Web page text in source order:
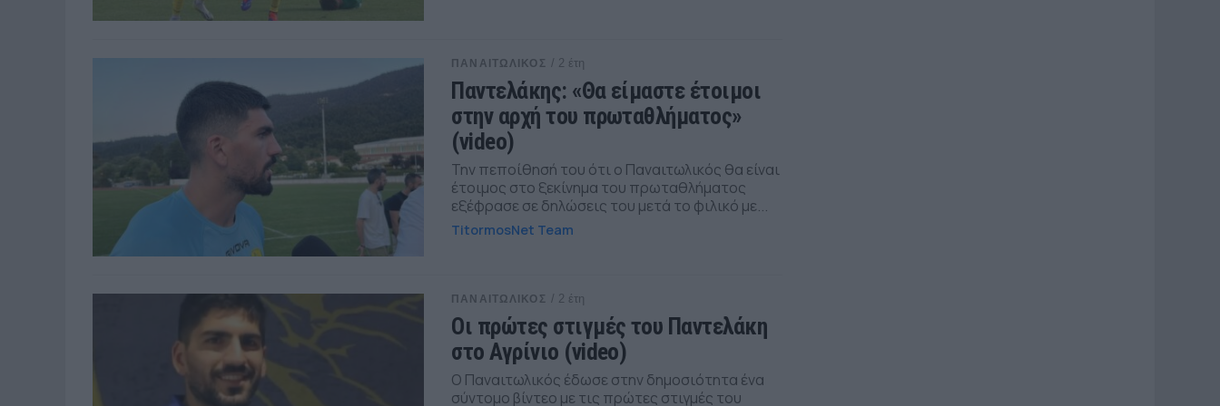
ΠΑΝΑΙΤΩΛΙΚΟΣ / 2 έτη
Παντελάκης: «Θα είμαστε έτοιμοι
στην αρχή του πρωταθλήματος»
(video)
Την πεποίθησή του ότι ο Παναιτωλικός θα είναι
έτοιμος στο ξεκίνημα του πρωταθλήματος
εξέφρασε σε δηλώσεις του μετά το φιλικό με...
TitormosNet Team
ΠΑΝΑΙΤΩΛΙΚΟΣ / 2 έτη
Οι πρώτες στιγμές του Παντελάκη
στο Αγρίνιο (video)
Ο Παναιτωλικός έδωσε στην δημοσιότητα ένα
σύντομο βίντεο με τις πρώτες στιγμές του